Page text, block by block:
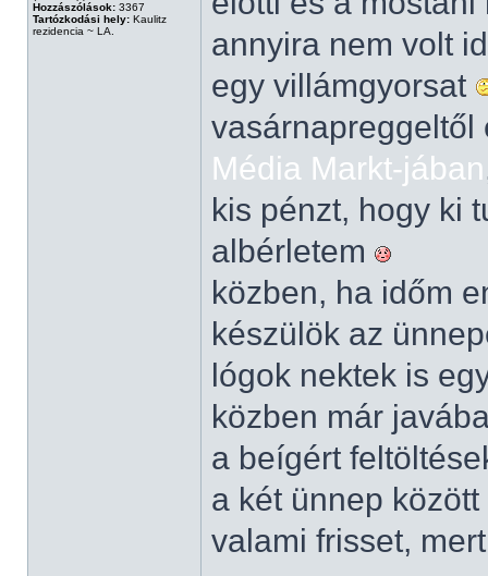
Hozzászólások: 3367
Tartózkodási hely: Kaulitz
rezidencia ~ LA.
annyira nem volt
egy villámgyorsat
vasárnapreggeltől
Média Markt-jában
kis pénzt, hogy ki
albérletem
közben, ha időm
készülök az
lógok nektek is
közben már
a beígért
a két ünnep
valami frisset,